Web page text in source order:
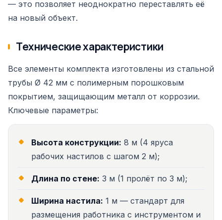
— это позволяет неоднократно переставлять её
на новый объект.
Технические характеристики
Все элементы комплекта изготовлены из стальной
трубы Ø 42 мм с полимерным порошковым
покрытием, защищающим металл от коррозии.
Ключевые параметры:
Высота конструкции: 8 м (4 яруса
рабочих настилов с шагом 2 м);
Длина по стене: 3 м (1 пролёт по 3 м);
Ширина настила: 1 м — стандарт для
размещения работника с инструментом и